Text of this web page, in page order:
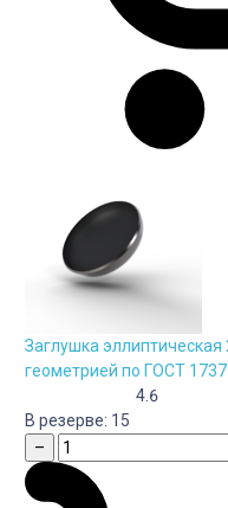
Заглушка
геометрией по ГОСТ
4.6
В резерве: 15
–